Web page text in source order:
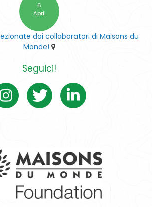
6
April
dai collaboratori di Maisons du
Monde!
Seguici!